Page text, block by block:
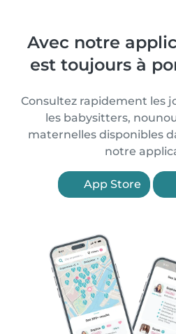
Avec notre
est toujours à
Consultez rapidement les
les babysitters,
maternelles disponibles
notre
App Store